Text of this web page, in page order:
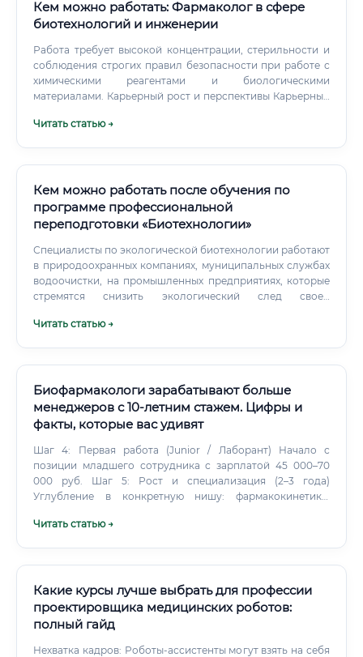
Кем можно работать: Фармаколог в сфере
биотехнологий и инженерии
Работа требует высокой концентрации, стерильности и
соблюдения строгих правил безопасности при работе с
химическими реагентами и биологическими
материалами. Карьерный рост и перспективы Карьерный
траекториям: Вертикальный (научный): Младший
Читать статью →
Кем можно работать после обучения по
программе профессиональной
переподготовки «Биотехнологии»
Специалисты по экологической биотехнологии работают
в природоохранных компаниях, муниципальных службах
водоочистки, на промышленных предприятиях, которые
стремятся снизить экологический след своей
диагностические центры Биотехнолог отлично
исследования. Медицинские лаборатории — один из
самых стабильных работодателей для выпускников
программ переподготовки.
Читать статью →
Биофармакологи зарабатывают больше
менеджеров с 10-летним стажем. Цифры и
факты, которые вас удивят
Шаг 4: Первая работа (Junior / Лаборант) Начало с
позиции младшего сотрудника с зарплатой 45 000–70
000 руб. Шаг 5: Рост и специализация (2–3 года)
Углубление в конкретную нишу: фармакокинетика,
Читать статью →
Какие курсы лучше выбрать для профессии
проектировщика медицинских роботов:
полный гайд
Нехватка кадров: Роботы-ассистенты могут взять на себя